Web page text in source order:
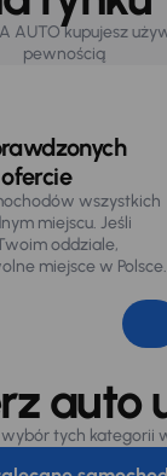
AUTO kupujesz
pewnością
wszystkich
miejscu. Jeśli
oddziale,
miejsce w Polsce.
auto
tych kategorii